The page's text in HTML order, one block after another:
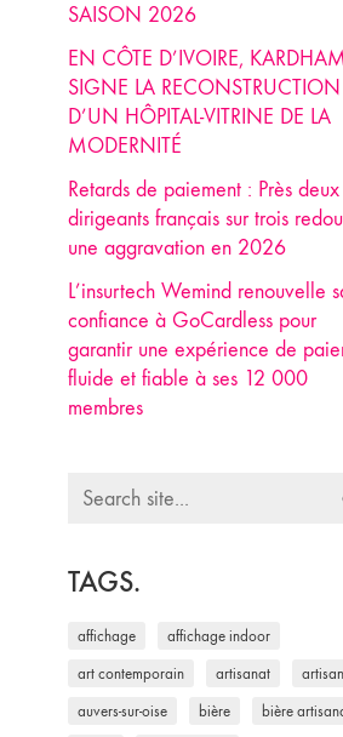
SAISON 2026
EN CÔTE D’IVOIRE,
SIGNE LA RECONSTRUCTION
D’UN HÔPITAL-VITRINE DE LA
MODERNITÉ
Retards de paiement : Près deux
dirigeants français sur trois
une aggravation en 2026
L’insurtech Wemind renouvelle
confiance à GoCardless pour
garantir une expérience de
fluide et fiable à ses 12 000
membres
Search
TAGS.
affichage affichage indoor
art contemporain artisanat
auvers-sur-oise bière bière